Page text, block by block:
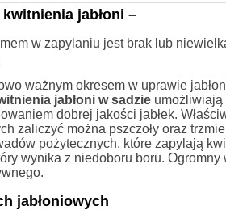
jabłoni –
w zapylaniu jest brak lub
ważnym okresem w uprawie
jabłoni w sadzieumożliwiają
dobrej jakości jabłek.
zaliczyć można pszczoły oraz
pożytecznych, które zapylają
wynika z niedoboru boru.
jabłoniowych